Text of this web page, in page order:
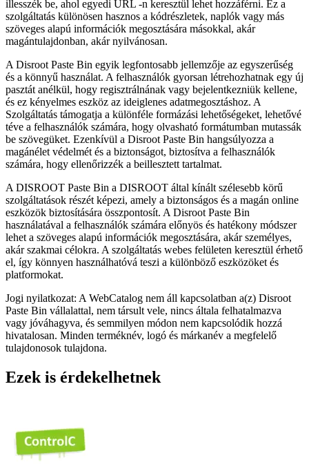
illesszék be, ahol egyedi URL -n keresztül lehet hozzáférni. Ez a
szolgáltatás különösen hasznos a kódrészletek, naplók vagy más
szöveges alapú információk megosztására másokkal, akár
magántulajdonban, akár nyilvánosan.
A Disroot Paste Bin egyik legfontosabb jellemzője az egyszerűség
és a könnyű használat. A felhasználók gyorsan létrehozhatnak egy új
pasztát anélkül, hogy regisztrálnának vagy bejelentkezniük kellene,
és ez kényelmes eszköz az ideiglenes adatmegosztáshoz. A
Szolgáltatás támogatja a különféle formázási lehetőségeket, lehetővé
téve a felhasználók számára, hogy olvasható formátumban mutassák
be szövegüket. Ezenkívül a Disroot Paste Bin hangsúlyozza a
magánélet védelmét és a biztonságot, biztosítva a felhasználók
számára, hogy ellenőrizzék a beillesztett tartalmat.
A DISROOT Paste Bin a DISROOT által kínált szélesebb körű
szolgáltatások részét képezi, amely a biztonságos és a magán online
eszközök biztosítására összpontosít. A Disroot Paste Bin
használatával a felhasználók számára előnyös és hatékony módszer
lehet a szöveges alapú információk megosztására, akár személyes,
akár szakmai célokra. A szolgáltatás webes felületen keresztül érhető
el, így könnyen használhatóvá teszi a különböző eszközöket és
platformokat.
Jogi nyilatkozat: A WebCatalog nem áll kapcsolatban a(z) Disroot
Paste Bin vállalattal, nem társult vele, nincs általa felhatalmazva
vagy jóváhagyva, és semmilyen módon nem kapcsolódik hozzá
hivatalosan. Minden terméknév, logó és márkanév a megfelelő
tulajdonosok tulajdona.
Ezek is érdekelhetnek